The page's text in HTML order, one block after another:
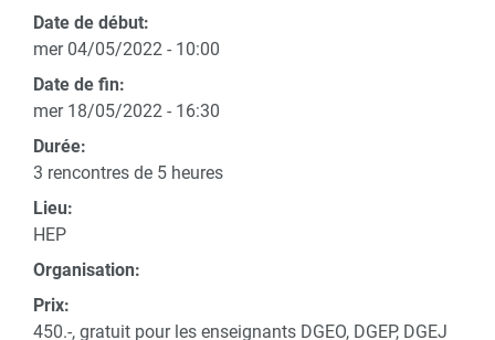
Date de début:
mer 04/05/2022 - 10:00
Date de fin:
mer 18/05/2022 - 16:30
Durée:
3 rencontres de 5 heures
Lieu:
HEP
Organisation:
Prix:
450.-, gratuit pour les enseignants DGEO, DGEP, DGEJ